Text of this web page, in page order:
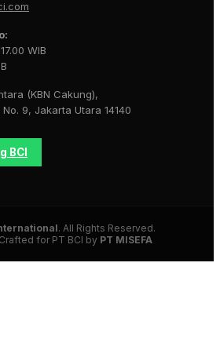
WIB
(KBN Cakung),
9, Jakarta Utara 14140
BCI
. All Rights Reserved.
Crafted for PT BCI by PT MISEFA